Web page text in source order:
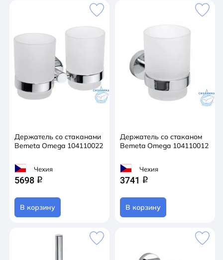
Держатель со стаканами
Bemeta Omega 104110022
Чехия
5698 q
В корзину
Держатель со стаканом
Bemeta Omega 104110012
Чехия
3741 q
В корзину